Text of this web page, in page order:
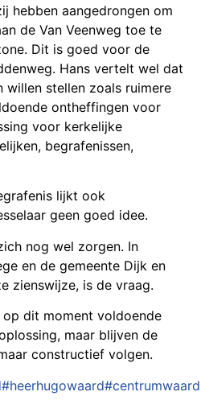
hebben aangedrongen om
de Van Veenweg toe te
Dit is goed voor de
Hans vertelt wel dat
willen stellen zoals ruimere
ontheffingen voor
voor kerkelijke
begrafenissen,
lijkt ook
geen goed idee.
nog wel zorgen. In
en de gemeente Dijk en
zienswijze, is de vraag.
op dit moment voldoende
maar blijven de
constructief volgen.
#heerhugowaard#centrumwaard